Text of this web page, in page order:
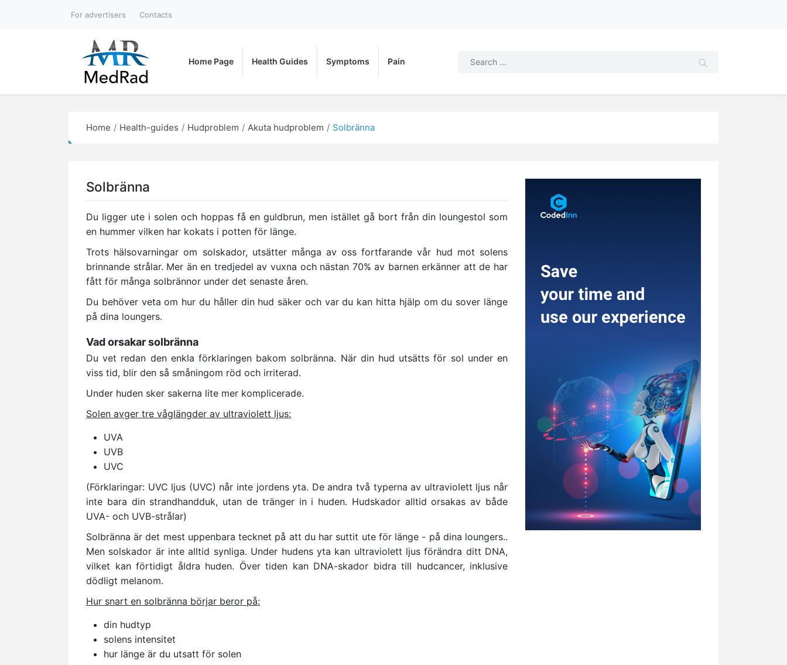
For advertisers Contacts
Home Page Health Guides Symptoms Pain
Home Health-guides Hudproblem Akuta hudproblem Solbränna
Solbränna
Du ligger ute i solen och hoppas få en guldbrun, men istället gå bort från din loungestol som
en hummer vilken har kokats i potten för länge.
Trots hälsovarningar om solskador, utsätter många av oss fortfarande vår hud mot solens
brinnande strålar. Mer än en tredjedel av vuxna och nästan 70% av barnen erkänner att de har
fått för många solbrännor under det senaste åren.
Du behöver veta om hur du håller din hud säker och var du kan hitta hjälp om du sover länge
på dina loungers.
Vad orsakar solbränna
Du vet redan den enkla förklaringen bakom solbränna. När din hud utsätts för sol under en
viss tid, blir den så småningom röd och irriterad.
Under huden sker sakerna lite mer komplicerade.
Solen avger tre våglängder av ultraviolett ljus:
UVA
UVB
UVC
(Förklaringar: UVC ljus (UVC) når inte jordens yta. De andra två typerna av ultraviolett ljus når
inte bara din strandhandduk, utan de tränger in i huden. Hudskador alltid orsakas av både
UVA- och UVB-strålar)
Solbränna är det mest uppenbara tecknet på att du har suttit ute för länge - på dina loungers..
Men solskador är inte alltid synliga. Under hudens yta kan ultraviolett ljus förändra ditt DNA,
vilket kan förtidigt åldra huden. Över tiden kan DNA-skador bidra till hudcancer, inklusive
dödligt melanom.
Hur snart en solbränna börjar beror på:
din hudtyp
solens intensitet
hur länge är du utsatt för solen